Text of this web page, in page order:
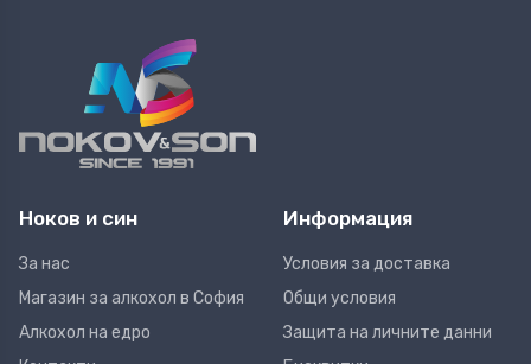
Ноков и син
За нас
Магазин за алкохол в София
Алкохол на едро
Информация
Условия за доставка
Общи условия
Защита на личните данни